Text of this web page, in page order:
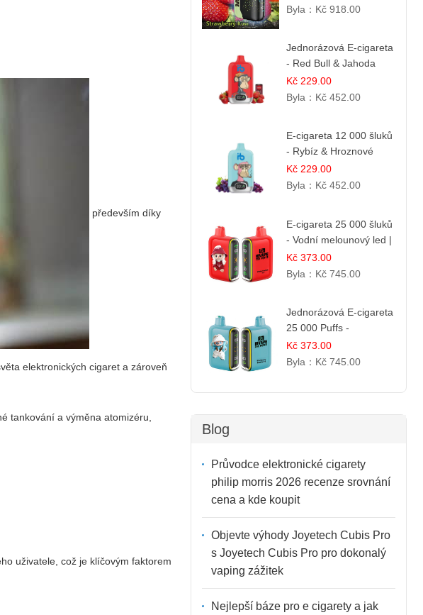
především díky
elektronických cigaret a zároveň
tankování a výměna atomizéru,
uživatele, což je klíčovým faktorem
směs
Byla： Kč 918.00
Jednorázová E-cigareta
- Red Bull & Jahoda
Kč 229.00
Byla： Kč 452.00
E-cigareta 12 000 šluků
- Rybíz & Hroznové
Víno
Kč 229.00
Byla： Kč 452.00
E-cigareta 25 000 šluků
- Vodní melounový led |
Osvěžující letní příchuť
Kč 373.00
Byla： Kč 745.00
Jednorázová E-cigareta
25 000 Puffs -
Ostružina & Borůvka |
Lesní ovocná směs
Kč 373.00
Byla： Kč 745.00
Blog
Průvodce elektronické cigarety
philip morris 2026 recenze srovnání
cena a kde koupit
Objevte výhody Joyetech Cubis Pro
s Joyetech Cubis Pro pro dokonalý
vaping zážitek
Nejlepší báze pro e cigarety a jak